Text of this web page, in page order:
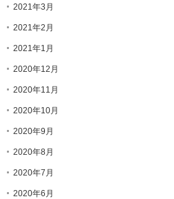
2021年3月
2021年2月
2021年1月
2020年12月
2020年11月
2020年10月
2020年9月
2020年8月
2020年7月
2020年6月